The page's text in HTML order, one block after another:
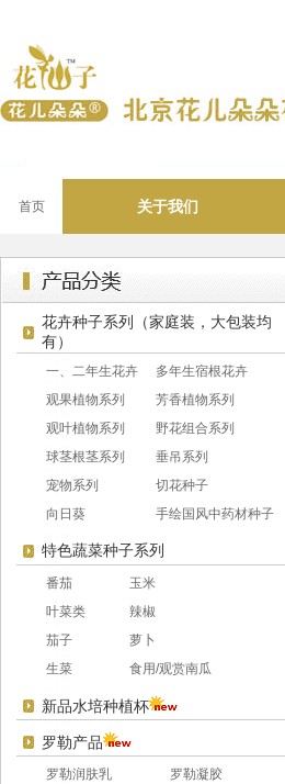
首页 关于我们
花卉种子系列（家庭装，大包装均
有）
一、二年生花卉
多年生宿根花卉
观果植物系列
芳香植物系列
观叶植物系列
野花组合系列
球茎根茎系列
垂吊系列
宠物系列
切花种子
向日葵
手绘国风中药材种子
特色蔬菜种子系列
番茄
玉米
叶菜类
辣椒
茄子
萝卜
生菜
食用/观赏南瓜
新品水培种植杯
罗勒产品
罗勒润肤乳
罗勒凝胶